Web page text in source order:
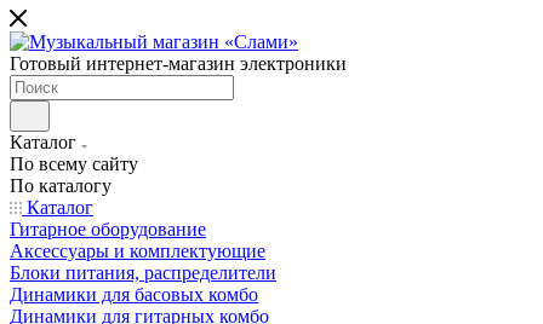
Готовый интернет-магазин электроники
Каталог
По всему сайту
По каталогу
Каталог
Гитарное оборудование
Аксессуары и комплектующие
Блоки питания, распределители
Динамики для басовых комбо
Динамики для гитарных комбо